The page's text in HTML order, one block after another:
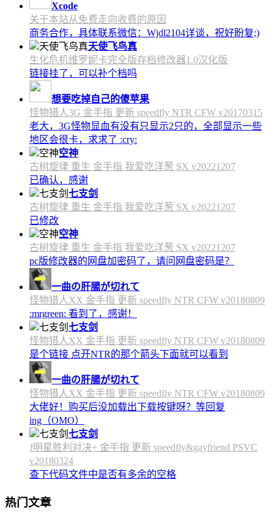
Xcode
关于本站从免费走向收费的原因
商务合作，具体联系微信：Wjdl2104详谈，祝好盼复;)
天使飞鸟真
生化危机维罗妮卡完全版存档修改器1.0汉化版
链接挂了，可以补个档吗
想要吃掉自己的傻苹果
怪物猎人3G 金手指 更新 speedfly NTR CFW v20170315
老大，3G怪物显血有没有只显示2只的，全部显示一些
地区会很卡，求求了 :cry:
空神
古树旋律 重生 金手指 我爱吃洋葱 SX v20221207
已确认，感谢
七支剑
古树旋律 重生 金手指 我爱吃洋葱 SX v20221207
已修改
空神
古树旋律 重生 金手指 我爱吃洋葱 SX v20221207
pc版修改器的网盘加密码了，请问网盘密码是？
一曲の肝腸が切れて
怪物猎人XX 金手指 更新 speedfly NTR CFW v20180809
:mrgreen: 看到了，感谢！
七支剑
怪物猎人XX 金手指 更新 speedfly NTR CFW v20180809
是个链接 点开NTR的那个箭头下面就可以看到
一曲の肝腸が切れて
怪物猎人XX 金手指 更新 speedfly NTR CFW v20180809
大佬好！购买后没加载出下载按键呀？等回复
ing（OMO）
七支剑
J明星胜利对决+ 金手指 更新 speedfly&gayfriend PSVC
v20180324
查下代码文件中是否有多余的空格
热门文章